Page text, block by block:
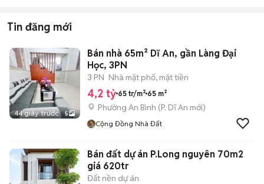
Tin đăng mới
44 giây trước 5
Bán nhà 65m² Dĩ An, gần Làng Đại
Học, 3PN
3 PN Nhà mặt phố, mặt tiền
4,2 tỷ 65 tr/m² 65 m²
Phường An Bình (P. Dĩ An mới)
Cộng Đồng Nhà Đất
Bán đất dự án P.Long nguyên 70m2
giá 620tr
Đất nền dự án